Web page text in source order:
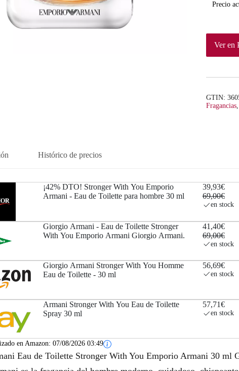
Precio
Ver en
GTIN:
Fragancias,
Histórico de precios
¡42% DTO! Stronger With You Emporio
Armani - Eau de Toilette para hombre 30 ml
39,93€
69,00€
en stock
Giorgio Armani - Eau de Toilette Stronger
With You Emporio Armani Giorgio Armani.
41,40€
69,00€
en stock
Giorgio Armani Stronger With You Homme
Eau de Toilette - 30 ml
56,69€
en stock
Armani Stronger With You Eau de Toilette
Spray 30 ml
57,71€
en stock
en Amazon: 07/08/2026 03:49
Eau de Toilette Stronger With You Emporio Armani 30 ml